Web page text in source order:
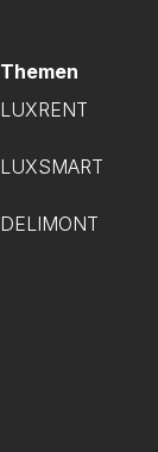
Themen
LUXRENT
LUXSMART
DELIMONT